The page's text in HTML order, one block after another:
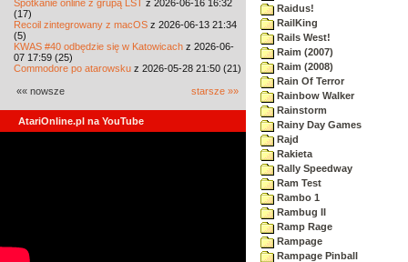
Spotkanie online z grupą LST z 2026-06-16 16:32
(17)
Recoil zintegrowany z macOS z 2026-06-13 21:34
(5)
KWAS #40 odbędzie się w Katowicach z 2026-06-
07 17:59 (25)
Commodore po atarowsku z 2026-05-28 21:50 (21)
«« nowsze starsze »»
AtariOnline.pl na YouTube
Raidus!
RailKing
Rails West!
Raim (2007)
Raim (2008)
Rain Of Terror
Rainbow Walker
Rainstorm
Rainy Day Games
Rajd
Rakieta
Rally Speedway
Ram Test
Rambo 1
Rambug II
Ramp Rage
Rampage
Rampage Pinball